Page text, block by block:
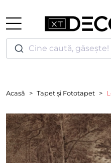
Cine caută, găsește!
Acasă Tapet și Fototapet